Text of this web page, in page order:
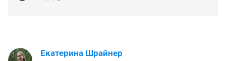
Екатерина Шрайнер